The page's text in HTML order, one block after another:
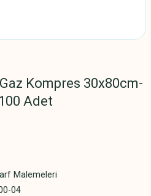
Kompres 30x80cm-
Adet
Malemeleri
04